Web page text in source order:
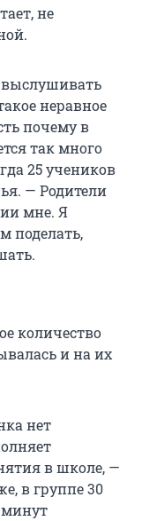
не
неравное
почему в
так много
25 учеников
— Родители
мне. Я
поделать,
количество
и на их
нет
в школе, —
в группе 30
минут